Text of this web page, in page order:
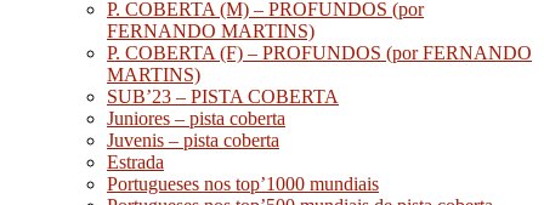
P. COBERTA (M) – PROFUNDOS (por
FERNANDO MARTINS)
P. COBERTA (F) – PROFUNDOS (por FERNANDO
MARTINS)
SUB’23 – PISTA COBERTA
Juniores – pista coberta
Juvenis – pista coberta
Estrada
Portugueses nos top’1000 mundiais